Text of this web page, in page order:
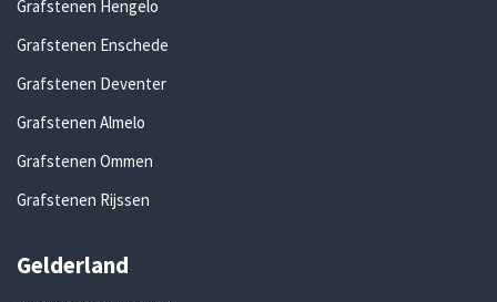
Grafstenen Hengelo
Grafstenen Enschede
Grafstenen Deventer
Grafstenen Almelo
Grafstenen Ommen
Grafstenen Rijssen
Gelderland